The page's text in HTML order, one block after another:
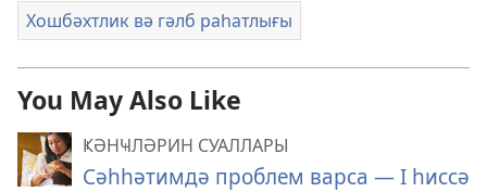
Хошбәхтлик вә гәлб раһатлығы
You May Also Like
ҜӘНҸЛӘРИН СУАЛЛАРЫ
Сәһһәтимдә проблем варса — I һиссә